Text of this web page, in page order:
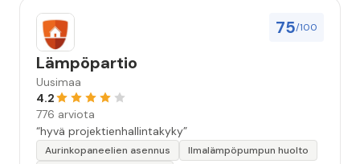
75/100
Lämpöpartio
Uusimaa
4.2
776 arviota
“hyvä projektienhallintakyky”
Aurinkopaneelien asennus
Ilmalämpöpumpun huolto